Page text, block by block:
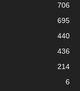
706
695
440
436
214
6